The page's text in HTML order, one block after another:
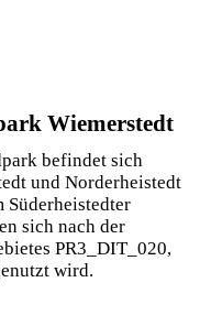
Wiemerstedt
befindet sich
und Norderheistedt
Süderheistedter
sich nach der
PR3_DIT_020,
wird.